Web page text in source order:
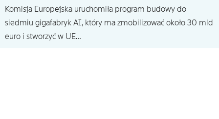
Komisja Europejska uruchomiła program budowy do
siedmiu gigafabryk AI, który ma zmobilizować około 30 mld
euro i stworzyć w UE…